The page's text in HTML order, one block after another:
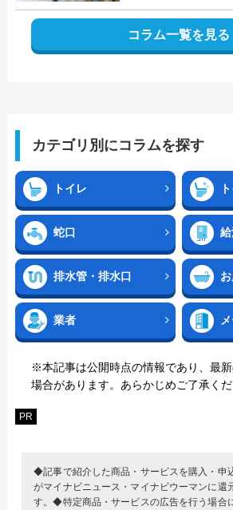
コラム一覧を見る
カテゴリ別にコラムを探す
トイレ
蛇口
排水管・排水口
業者
※本記事は公開時点の情報であり、最
場合があります。あらかじめご了承くだ
PR
◆記事で紹介した商品・サービスを購入・申
がマイナビニュース・マイナビウーマンに還
す。◆特定商品・サービスの広告を行う場合